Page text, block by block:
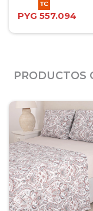
PYG 557.094
PRODUCTOS